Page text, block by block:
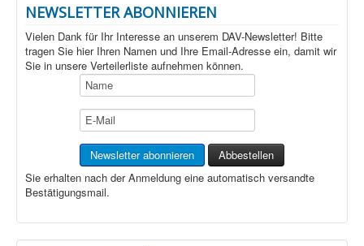
NEWSLETTER ABONNIEREN
Vielen Dank für Ihr Interesse an unserem DAV-Newsletter! Bitte
tragen Sie hier Ihren Namen und Ihre Email-Adresse ein, damit wir
Sie in unsere Verteilerliste aufnehmen können.
Sie erhalten nach der Anmeldung eine automatisch versandte
Bestätigungsmail.